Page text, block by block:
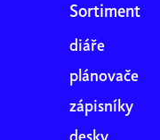
Sortiment
diáře
plánovače
zápisníky